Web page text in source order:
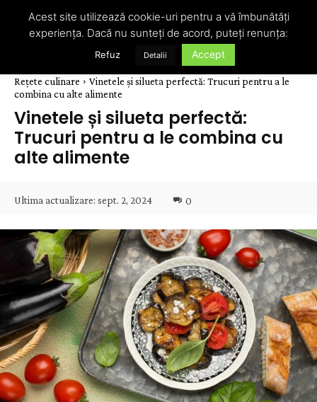
Rețete culinare
Vinetele și silueta perfectă: Trucuri pentru a le
combina cu alte alimente
Vinetele și silueta perfectă:
Trucuri pentru a le combina cu
alte alimente
Ultima actualizare: sept. 2, 2024 0
Acest site utilizează cookie-uri pentru a vă îmbunătăți
experiența. Dacă nu sunteți de acord, puteți renunța:
Refuz Detalii Accept